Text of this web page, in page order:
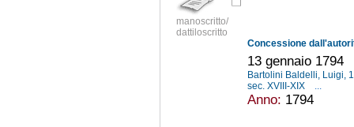
manoscritto/
dattiloscritto
13 gennaio 1794
Bartolini Baldelli, Luigi,
sec. XVIII-XIX
...
Anno: 1794